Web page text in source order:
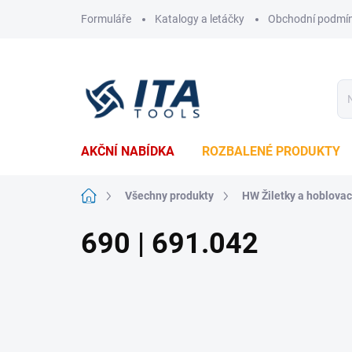
Formuláře Katalogy a letáčky Obchodní
AKČNÍ NABÍDKA ROZBALENÉ PRODUKTY
Domů Všechny produkty HW Žiletky a
690 | 691.042